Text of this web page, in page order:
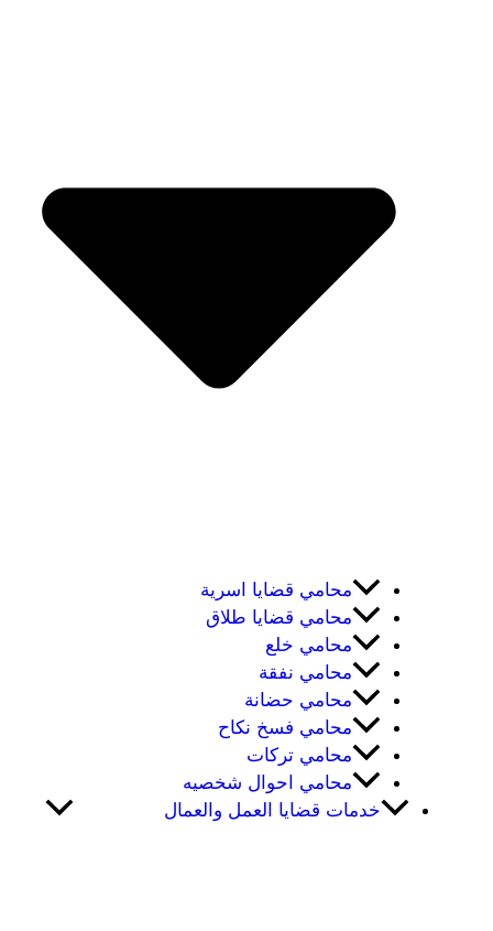
محامي قضايا اسرية
محامي قضايا طلاق
محامي خلع
محامي نفقة
محامي حضانة
محامي فسخ نكاح
محامي تركات
محامي احوال شخصيه
خدمات قضايا العمل والعمال